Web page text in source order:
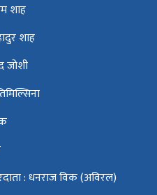
शाह
शाह
जोशी
: धनराज विक (अविरल)